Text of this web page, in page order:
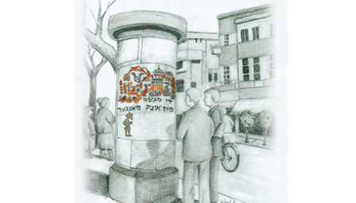
רחל רוז'נסקי
דוד בן-נחום